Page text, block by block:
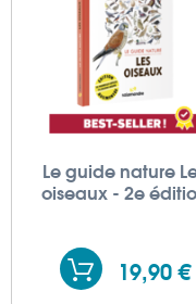
Le guide nature
oiseaux - 2e
19,90 €